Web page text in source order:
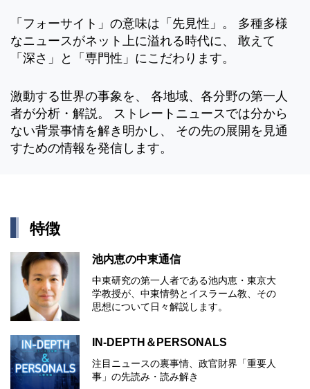
「フォーサイト」の意味は「先見性」。 多種多様
なニュースがネット上に溢れる時代に、 敢えて
「深さ」と「専門性」にこだわります。
激動する世界の事象を、 各地域、各分野の第一人
者が分析・解説。 ストレートニュースでは分から
ない背景事情を解き明かし、 その先の展開を見通
すための情報を発信します。
特徴
池内恵の中東通信
中東研究の第⼀⼈者である池内恵・東京⼤
学教授が、中東情勢とイスラーム教、その
思想について⽇々解説します。
IN-DEPTH＆PERSONALS
注目ニュースの裏事情、政官財界「重要人
事」の先読み・読み解き